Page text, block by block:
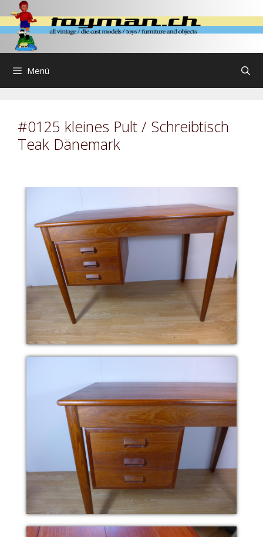
Zum
Inhalt
springen
Menü
#0125 kleines Pult / Schreibtisch
Teak Dänemark